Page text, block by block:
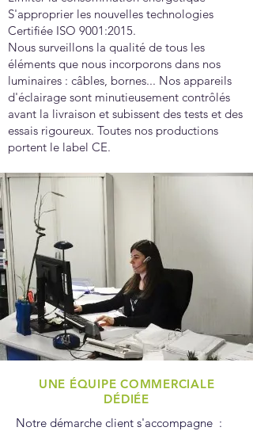
S'approprier les nouvelles technologies
Certifiée ISO 9001:2015.
Nous surveillons la qualité de tous les
éléments que nous incorporons dans nos
luminaires : câbles, bornes... Nos appareils
d'éclairage sont minutieusement contrôlés
avant la livraison et subissent des tests et des
essais rigoureux. Toutes nos productions
portent le label CE.
UNE ÉQUIPE COMMERCIALE
DÉDIÉE
Notre démarche client s'accompagne :